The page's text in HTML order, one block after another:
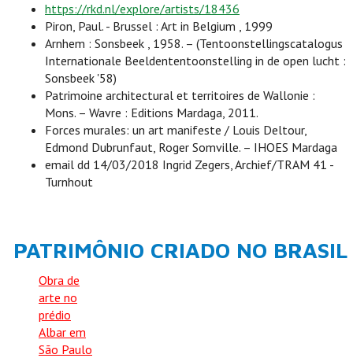
https://rkd.nl/explore/artists/18436
Piron, Paul. - Brussel : Art in Belgium , 1999
Arnhem : Sonsbeek , 1958. – (Tentoonstellingscatalogus
Internationale Beeldententoonstelling in de open lucht :
Sonsbeek '58)
Patrimoine architectural et territoires de Wallonie :
Mons. – Wavre : Editions Mardaga, 2011.
Forces murales: un art manifeste / Louis Deltour,
Edmond Dubrunfaut, Roger Somville. – IHOES Mardaga
email dd 14/03/2018 Ingrid Zegers, Archief/TRAM 41 -
Turnhout
PATRIMÔNIO CRIADO NO BRASIL
Obra de
arte no
prédio
Albar em
São Paulo